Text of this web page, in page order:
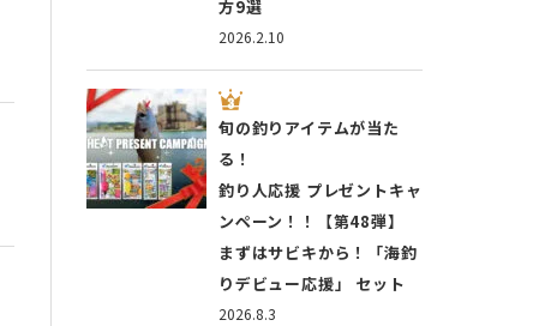
2026.2.10
方9選
2026.8.3
旬の釣りアイテムが当た
る！
釣り人応援 プレゼントキャ
ンペーン！！【第48弾】
まずはサビキから！「海釣
りデビュー応援」 セット